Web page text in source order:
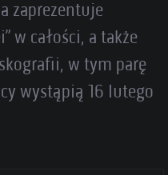
zaprezentuje
w całości, a także
w tym parę
wystąpią 16 lutego